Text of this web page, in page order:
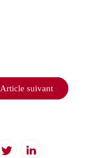
Article suivant